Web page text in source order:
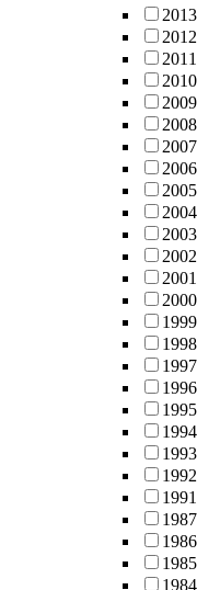
2013
2012
2011
2010
2009
2008
2007
2006
2005
2004
2003
2002
2001
2000
1999
1998
1997
1996
1995
1994
1993
1992
1991
1987
1986
1985
1984